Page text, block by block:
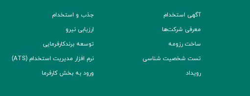
آگهی استخدام
معرفی شرکت‌ها
ساخت رزومه
تست شخصیت شناسی
رویداد
جذب و استخدام
ارزیابی نیرو
توسعه برند‌کارفرمایی
نرم افزار مدیریت استخدام (ATS)
ورود به بخش کارفرما